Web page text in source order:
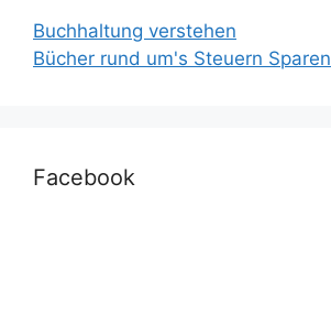
Buchhaltung verstehen
Bücher rund um's Steuern Sparen
Facebook